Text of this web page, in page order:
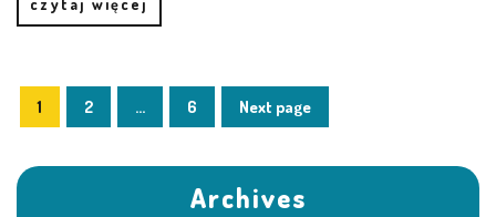
KONKURSY
KĄCIK DLA RODZICÓW
czytaj więcej
1 2 … 6 Next page
Archives